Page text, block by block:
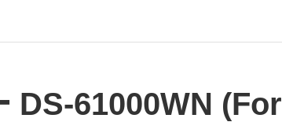
DS-61000WN (For